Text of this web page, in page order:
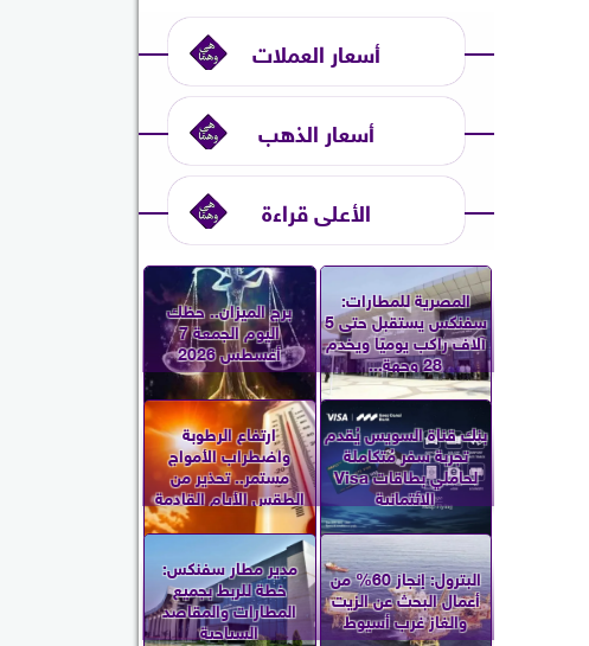
أسعار العملات
أسعار الذهب
الأعلى قراءة
المصرية للمطارات:
سفنكس يستقبل حتى 5
آلاف راكب يوميًا ويخدم
28 وجهة...
برج الميزان.. حظك
اليوم الجمعة 7
أغسطس 2026
بنك قناة السويس يُقدم
تجربة سفر مُتكاملة
لحاملي بطاقات Visa
الائتمانية
ارتفاع الرطوبة
واضطراب الأمواج
مستمر.. تحذير من
الطقس الأيام القادمة
البترول: إنجاز 60% من
أعمال البحث عن الزيت
والغاز غرب أسيوط
مدير مطار سفنكس:
خطة للربط بجميع
المطارات والمقاصد
السياحية